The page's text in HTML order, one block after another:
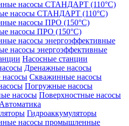
насосы СТАНДАРТ (110°C)
насосы ПРО (150°C)
насосы энергоэффективные
Насосные станции
Дренажные насосы
Скважинные насосы
Погружные насосы
Поверхностные насосы
Автоматика
Гидроаккумуляторы